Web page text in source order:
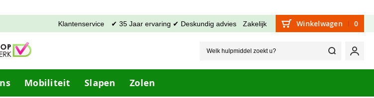
Klantenservice ✔ 35 Jaar ervaring ✔ Deskundig advies Zakelijk Winkelwagen 0
Welk
Mijn
Mobiliteit Slapen Zolen